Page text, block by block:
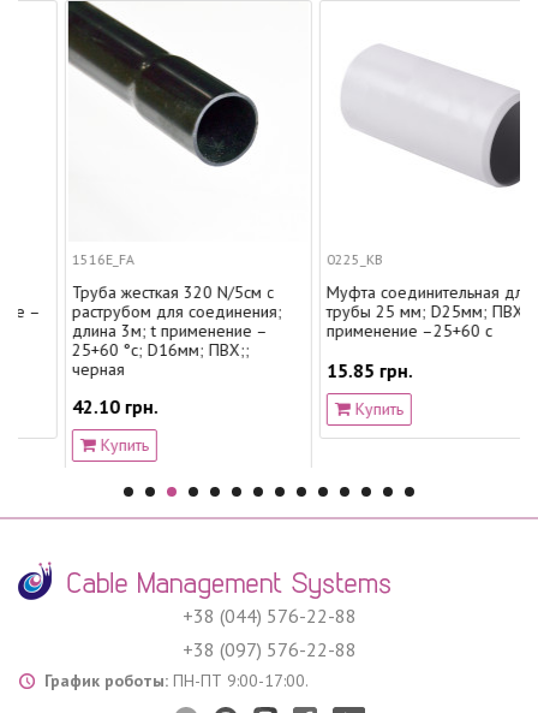
1516E_FA
Труба жесткая 320 N/5см с
раструбом для соединения;
длина 3м; t применение –
25+60 °с; D16мм; ПВХ;;
черная
42.10 грн.
Купить
0225_KB
Муфта соединительная для
трубы 25 мм; D25мм; ПВХ;; t
применение –25+60 с
15.85 грн.
Купить
+38 (044) 576-22-88
+38 (097) 576-22-88
График роботы: ПН-ПТ 9:00-17:00.